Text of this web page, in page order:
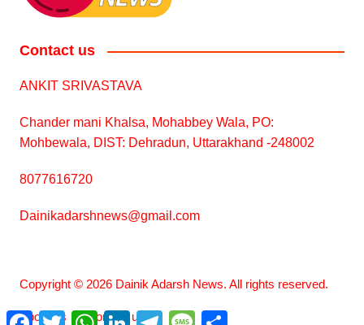
Contact us
ANKIT SRIVASTAVA
Chander mani Khalsa, Mohabbey Wala, PO:
Mohbewala, DIST: Dehradun, Uttarakhand -248002
8077616720
Dainikadarshnews@gmail.com
Copyright © 2026 Dainik Adarsh News. All rights reserved.
About us Contact us
F
T
W
L
T
M